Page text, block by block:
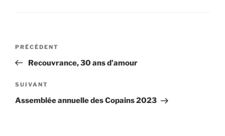
Navigation
l’article
Article
précédent
PRÉCÉDENT
Recouvrance, 30 ans d’amour
Article
suivant
SUIVANT
Assemblée annuelle des Copains 2023